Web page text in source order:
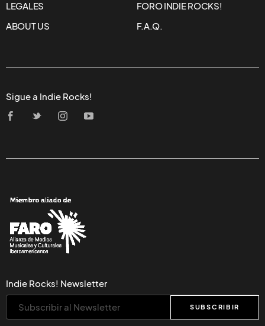
LEGALES
FORO INDIE ROCKS!
ABOUT US
F.A.Q.
Sigue a Indie Rocks!
Indie Rocks! Newsletter